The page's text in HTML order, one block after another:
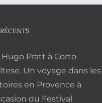
Hugo Pratt à Corto
Un voyage dans les
en Provence à
du Festival